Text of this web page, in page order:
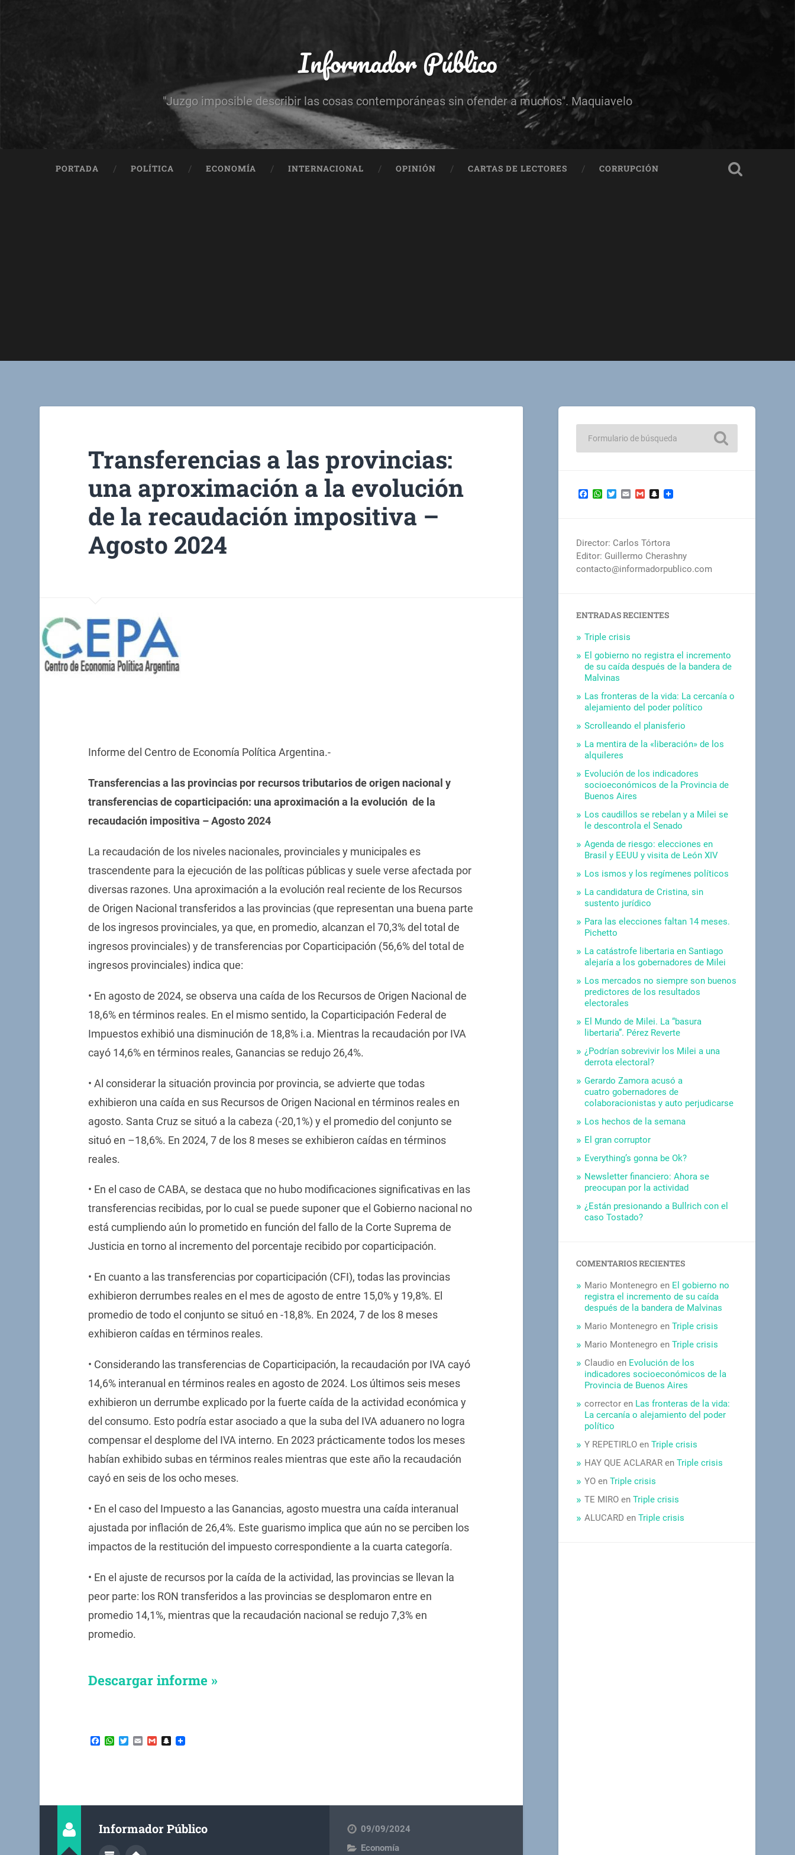
Informador Público
"Juzgo imposible describir las cosas contemporáneas sin ofender a muchos". Maquiavelo
PORTADA POLÍTICA ECONOMÍA INTERNACIONAL OPINIÓN CARTAS DE LECTORES CORRUPCIÓN
Transferencias a las provincias:
una aproximación a la evolución
de la recaudación impositiva –
Agosto 2024
Informe del Centro de Economía Política Argentina.-
Transferencias a las provincias por recursos tributarios de origen nacional y
transferencias de coparticipación: una aproximación a la evolución de la
recaudación impositiva – Agosto 2024
La recaudación de los niveles nacionales, provinciales y municipales es
trascendente para la ejecución de las políticas públicas y suele verse afectada por
diversas razones. Una aproximación a la evolución real reciente de los Recursos
de Origen Nacional transferidos a las provincias (que representan una buena parte
de los ingresos provinciales, ya que, en promedio, alcanzan el 70,3% del total de
ingresos provinciales) y de transferencias por Coparticipación (56,6% del total de
ingresos provinciales) indica que:
• En agosto de 2024, se observa una caída de los Recursos de Origen Nacional de
18,6% en términos reales. En el mismo sentido, la Coparticipación Federal de
Impuestos exhibió una disminución de 18,8% i.a. Mientras la recaudación por IVA
cayó 14,6% en términos reales, Ganancias se redujo 26,4%.
• Al considerar la situación provincia por provincia, se advierte que todas
exhibieron una caída en sus Recursos de Origen Nacional en términos reales en
agosto. Santa Cruz se situó a la cabeza (-20,1%) y el promedio del conjunto se
situó en –18,6%. En 2024, 7 de los 8 meses se exhibieron caídas en términos
reales.
• En el caso de CABA, se destaca que no hubo modificaciones significativas en las
transferencias recibidas, por lo cual se puede suponer que el Gobierno nacional no
está cumpliendo aún lo prometido en función del fallo de la Corte Suprema de
Justicia en torno al incremento del porcentaje recibido por coparticipación.
• En cuanto a las transferencias por coparticipación (CFI), todas las provincias
exhibieron derrumbes reales en el mes de agosto de entre 15,0% y 19,8%. El
promedio de todo el conjunto se situó en -18,8%. En 2024, 7 de los 8 meses
exhibieron caídas en términos reales.
• Considerando las transferencias de Coparticipación, la recaudación por IVA cayó
14,6% interanual en términos reales en agosto de 2024. Los últimos seis meses
exhibieron un derrumbe explicado por la fuerte caída de la actividad económica y
del consumo. Esto podría estar asociado a que la suba del IVA aduanero no logra
compensar el desplome del IVA interno. En 2023 prácticamente todos los meses
habían exhibido subas en términos reales mientras que este año la recaudación
cayó en seis de los ocho meses.
• En el caso del Impuesto a las Ganancias, agosto muestra una caída interanual
ajustada por inflación de 26,4%. Este guarismo implica que aún no se perciben los
impactos de la restitución del impuesto correspondiente a la cuarta categoría.
• En el ajuste de recursos por la caída de la actividad, las provincias se llevan la
peor parte: los RON transferidos a las provincias se desplomaron entre en
promedio 14,1%, mientras que la recaudación nacional se redujo 7,3% en
promedio.
Descargar informe »
Facebook
WhatsApp
TwitterEmailGmailSnapchat
Informador Público
09/09/2024
Economía
Facebook
WhatsApp
TwitterEmailGmailSnapchat
Director: Carlos Tórtora
Editor: Guillermo Cherashny
contacto@informadorpublico.com
ENTRADAS RECIENTES
Triple crisis
El gobierno no registra el incremento
de su caída después de la bandera de
Malvinas
Las fronteras de la vida: La cercanía o
alejamiento del poder político
Scrolleando el planisferio
La mentira de la «liberación» de los
alquileres
Evolución de los indicadores
socioeconómicos de la Provincia de
Buenos Aires
Los caudillos se rebelan y a Milei se
le descontrola el Senado
Agenda de riesgo: elecciones en
Brasil y EEUU y visita de León XIV
Los ismos y los regímenes políticos
La candidatura de Cristina, sin
sustento jurídico
Para las elecciones faltan 14 meses.
Pichetto
La catástrofe libertaria en Santiago
alejaría a los gobernadores de Milei
Los mercados no siempre son buenos
predictores de los resultados
electorales
El Mundo de Milei. La “basura
libertaria”. Pérez Reverte
¿Podrían sobrevivir los Milei a una
derrota electoral?
Gerardo Zamora acusó a
cuatro gobernadores de
colaboracionistas y auto perjudicarse
Los hechos de la semana
El gran corruptor
Everything’s gonna be Ok?
Newsletter financiero: Ahora se
preocupan por la actividad
¿Están presionando a Bullrich con el
caso Tostado?
COMENTARIOS RECIENTES
Mario Montenegro en El gobierno no
registra el incremento de su caída
después de la bandera de Malvinas
Mario Montenegro enTriple crisis
Mario Montenegro enTriple crisis
Claudio en Evolución de los
indicadores socioeconómicos de la
Provincia de Buenos Aires
corrector en Las fronteras de la vida:
La cercanía o alejamiento del poder
político
Y REPETIRLO enTriple crisis
HAY QUE ACLARAR enTriple crisis
YO enTriple crisis
TE MIRO enTriple crisis
ALUCARD enTriple crisis